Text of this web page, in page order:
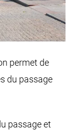
permet de
du passage
passage et